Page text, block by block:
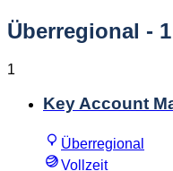
Überregional -
1
Key Account
Überregional
Vollzeit